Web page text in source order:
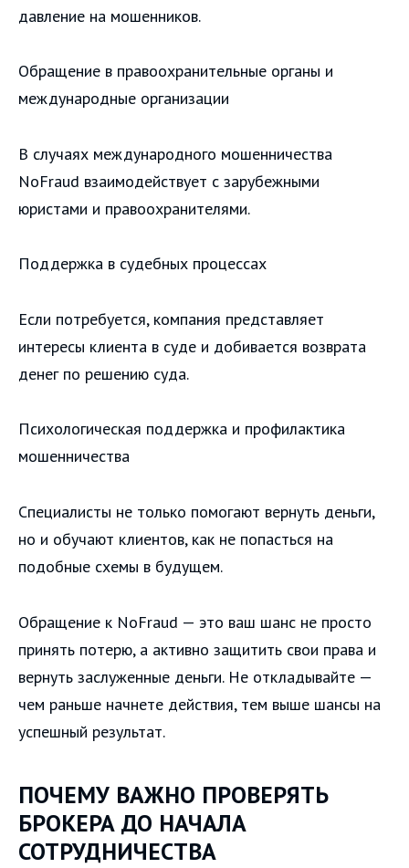
давление на мошенников.
Обращение в правоохранительные органы и
международные организации
В случаях международного мошенничества
NoFraud взаимодействует с зарубежными
юристами и правоохранителями.
Поддержка в судебных процессах
Если потребуется, компания представляет
интересы клиента в суде и добивается возврата
денег по решению суда.
Психологическая поддержка и профилактика
мошенничества
Специалисты не только помогают вернуть деньги,
но и обучают клиентов, как не попасться на
подобные схемы в будущем.
Обращение к NoFraud — это ваш шанс не просто
принять потерю, а активно защитить свои права и
вернуть заслуженные деньги. Не откладывайте —
чем раньше начнете действия, тем выше шансы на
успешный результат.
ПОЧЕМУ ВАЖНО ПРОВЕРЯТЬ
БРОКЕРА ДО НАЧАЛА
СОТРУДНИЧЕСТВА